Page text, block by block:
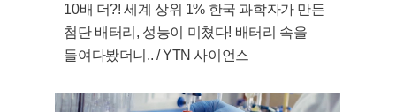
10배 더?! 세계 상위 1% 한국 과학자가 만든
첨단 배터리, 성능이 미쳤다! 배터리 속을
들여다봤더니.. / YTN 사이언스